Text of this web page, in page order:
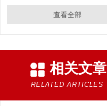
查看全部
相关文章
RELATED ARTICLES